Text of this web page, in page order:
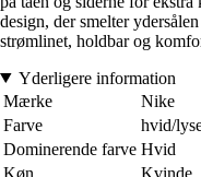
design, der smelter
strømlinet, holdbar og
Yderligere information
Mærke
Nike
Farve
hvid/
Dominerende farve Hvid
Køn
Kvinde